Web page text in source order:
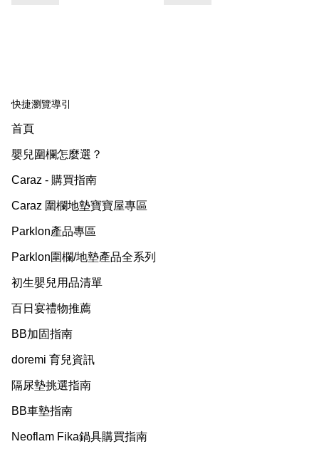
快捷瀏覽導引
首頁
嬰兒圍欄怎麼選？
Caraz - 購買指南
Caraz 圍欄地墊寶寶屋專區
Parklon產品專區
Parklon圍欄/地墊產品全系列
初生嬰兒用品清單
百日宴禮物推薦
BB加固指南
doremi 育兒資訊
隔尿墊挑選指南
BB車墊指南
Neoflam Fika鍋具購買指南